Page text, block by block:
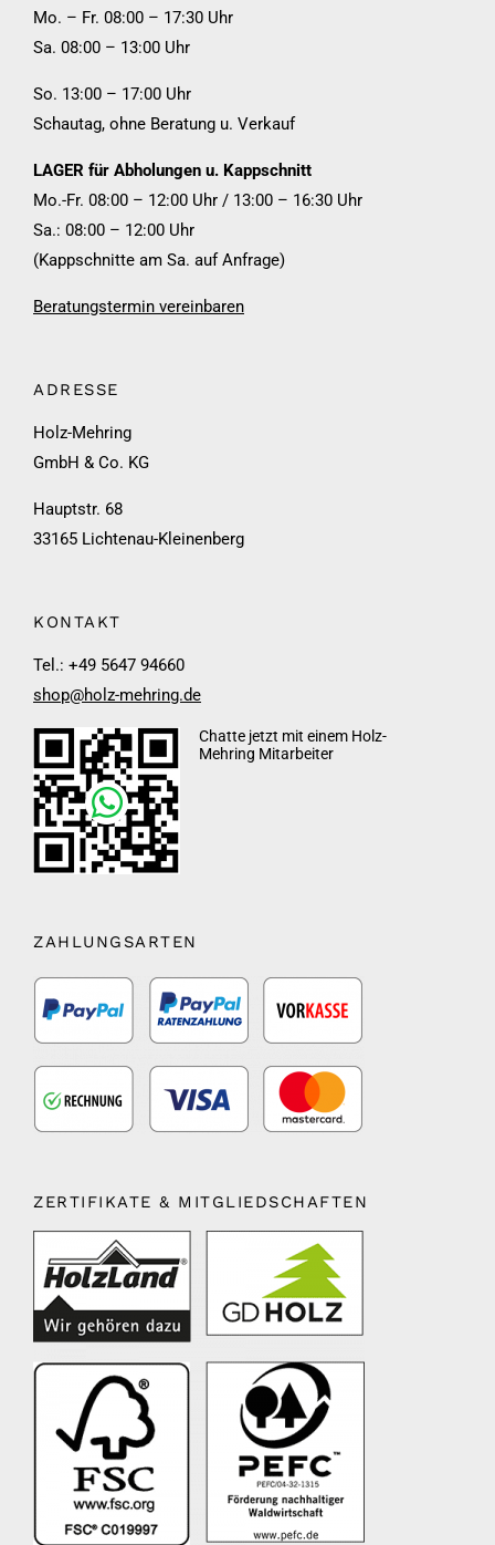
Mo. – Fr. 08:00 – 17:30 Uhr
Sa. 08:00 – 13:00 Uhr
So. 13:00 – 17:00 Uhr
Schautag, ohne Beratung u. Verkauf
LAGER für Abholungen u. Kappschnitt
Mo.-Fr. 08:00 – 12:00 Uhr / 13:00 – 16:30 Uhr
Sa.: 08:00 – 12:00 Uhr
(Kappschnitte am Sa. auf Anfrage)
Beratungstermin vereinbaren
ADRESSE
Holz-Mehring
GmbH & Co. KG
Hauptstr. 68
33165 Lichtenau-Kleinenberg
KONTAKT
Tel.: +49 5647 94660
shop@holz-mehring.de
Chatte jetzt mit einem Holz-
Mehring Mitarbeiter
ZAHLUNGSARTEN
ZERTIFIKATE & MITGLIEDSCHAFTEN